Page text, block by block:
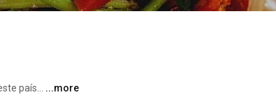
país... ...more